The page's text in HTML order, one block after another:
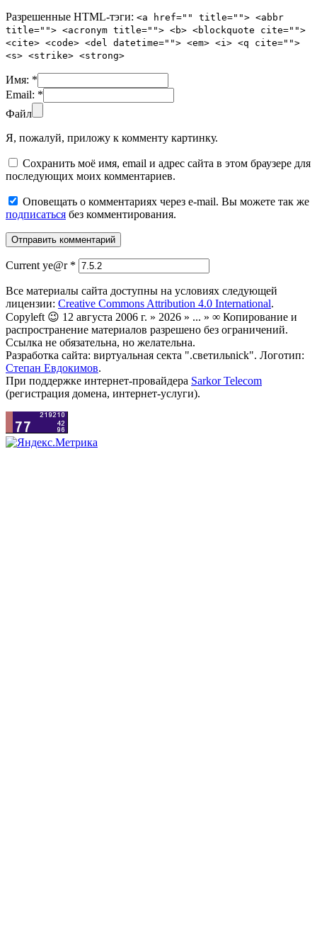
Разрешенные HTML-тэги: <a href="" title=""> <abbr
title=""> <acronym title=""> <b> <blockquote cite="">
<cite> <code> <del datetime=""> <em> <i> <q cite="">
<s> <strike> <strong>
Имя: *
Email: *
Файл
Я, пожалуй, приложу к комменту картинку.
Сохранить моё имя, email и адрес сайта в этом браузере для
последующих моих комментариев.
Оповещать о комментариях через e-mail. Вы можете так же
подписаться без комментирования.
Current ye@r *
Все материалы сайта доступны на условиях следующей
лицензии: Creative Commons Attribution 4.0 International.
Copyleft 😉 12 августа 2006 г. » 2026 » ... » ∞ Копирование и
распространение материалов разрешено без ограничений.
Ссылка не обязательна, но желательна.
Разработка сайта: виртуальная секта ".светильnick". Логотип:
Степан Евдокимов.
При поддержке интернет-провайдера Sarkor Telecom
(регистрация домена, интернет-услуги).